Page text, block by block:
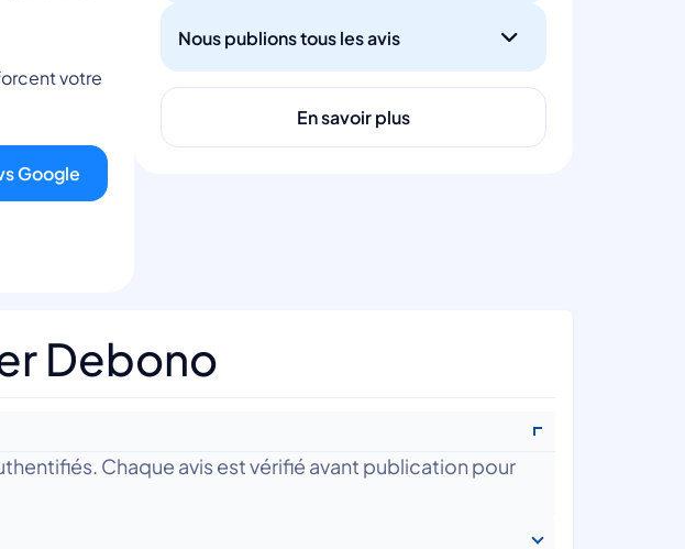
votre
Google
Nous publions tous les avis
En savoir plus
Debono
Chaque avis est vérifié avant publication pour